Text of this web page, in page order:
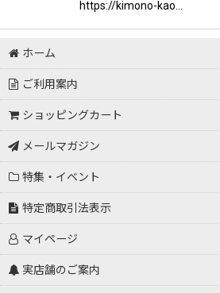
https://kimono-kao…
ホーム
ご利用案内
ショッピングカート
メールマガジン
特集・イベント
特定商取引法表示
マイページ
実店舗のご案内